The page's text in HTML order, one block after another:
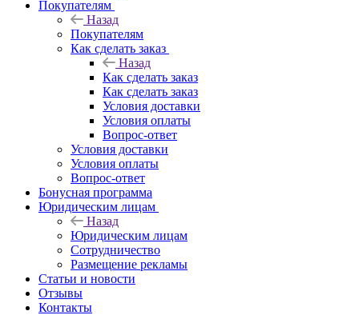
Покупателям
Назад
Покупателям
Как сделать заказ
Назад
Как сделать заказ
Как сделать заказ
Условия доставки
Условия оплаты
Вопрос-ответ
Условия доставки
Условия оплаты
Вопрос-ответ
Бонусная программа
Юридическим лицам
Назад
Юридическим лицам
Сотрудничество
Размещение рекламы
Статьи и новости
Отзывы
Контакты